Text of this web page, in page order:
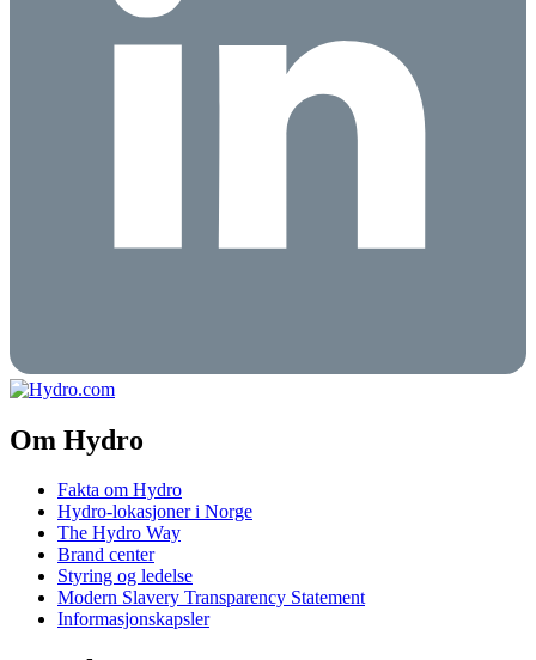
Om Hydro
Fakta om Hydro
Hydro-lokasjoner i Norge
The Hydro Way
Brand center
Styring og ledelse
Modern Slavery Transparency Statement
Informasjonskapsler